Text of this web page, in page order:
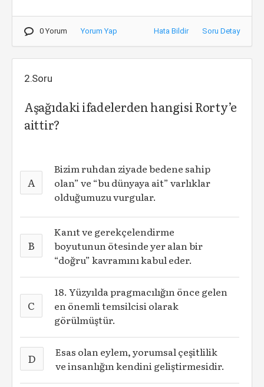
0 Yorum Yorum Yap Hata Bildir Soru Detay
2.Soru
Aşağıdaki ifadelerden hangisi Rorty’e
aittir?
A
Bizim ruhdan ziyade bedene sahip
olan” ve “bu dünyaya ait” varlıklar
olduğumuzu vurgular.
B
Kanıt ve gerekçelendirme
boyutunun ötesinde yer alan bir
“doğru” kavramını kabul eder.
C
18. Yüzyılda pragmacılığın önce gelen
en önemli temsilcisi olarak
görülmüştür.
D
Esas olan eylem, yorumsal çeşitlilik
ve insanlığın kendini geliştirmesidir.